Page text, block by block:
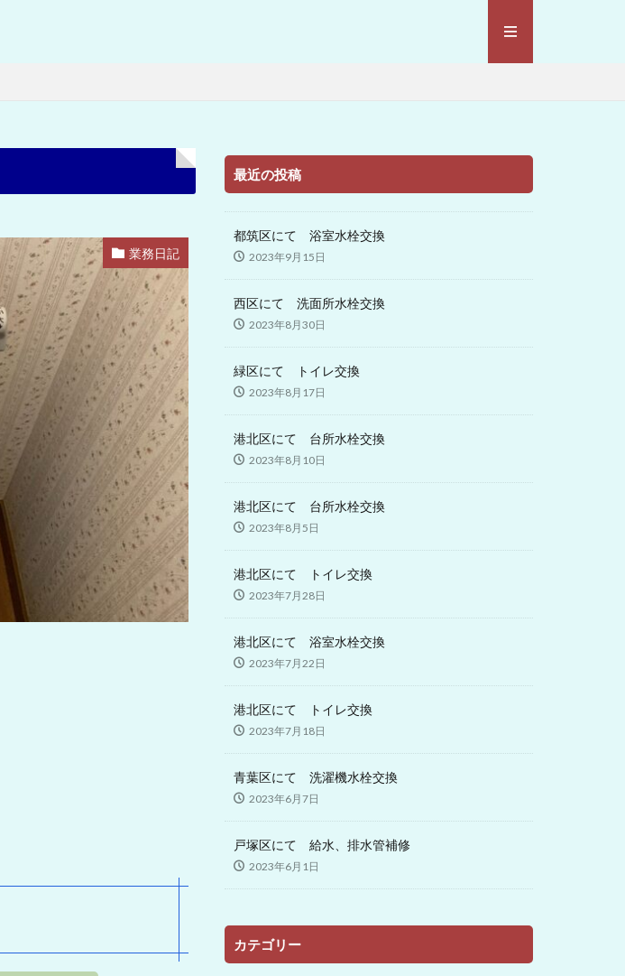
業務日記
最近の投稿
都筑区にて 浴室水栓交換
2023年9月15日
西区にて 洗面所水栓交換
2023年8月30日
緑区にて トイレ交換
2023年8月17日
港北区にて 台所水栓交換
2023年8月10日
港北区にて 台所水栓交換
2023年8月5日
港北区にて トイレ交換
2023年7月28日
港北区にて 浴室水栓交換
2023年7月22日
港北区にて トイレ交換
2023年7月18日
青葉区にて 洗濯機水栓交換
2023年6月7日
戸塚区にて 給水、排水管補修
2023年6月1日
カテゴリー